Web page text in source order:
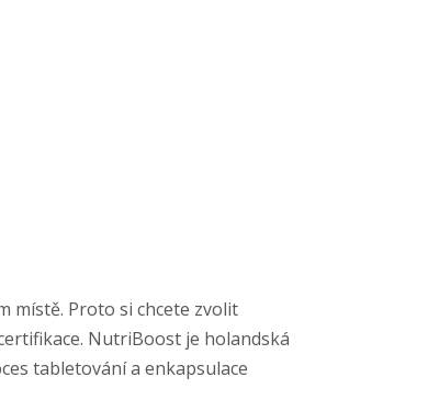
místě. Proto si chcete zvolit
NutriBoost je holandská
tabletování a enkapsulace